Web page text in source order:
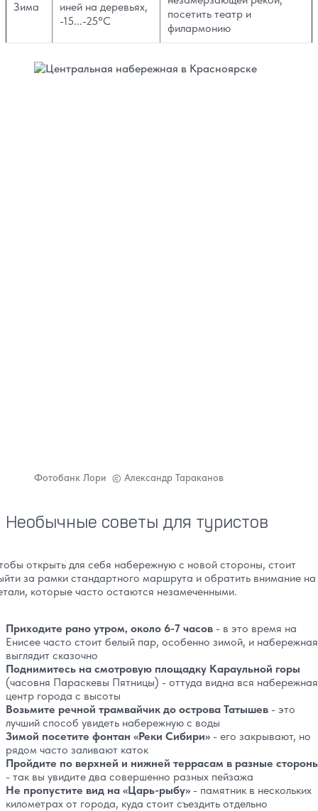
Зима
иней на деревьях,
-15...-25°C
посетить театр и
филармонию
Фотобанк Лори © Александр Тараканов
Необычные советы для туристов
открыть для себя набережную с новой стороны, стоит
за рамки стандартного маршрута и обратить внимание на
которые часто остаются незамеченными.
Приходите рано утром, около 6-7 часов - в это время на
Енисее часто стоит белый пар, особенно зимой, и набережная
выглядит сказочно
Поднимитесь на смотровую площадку Караульной горы
(часовня Параскевы Пятницы) - оттуда видна вся
центр города с высоты
Возьмите речной трамвайчик до острова Татышев - это
лучший способ увидеть набережную с воды
Зимой посетите фонтан «Реки Сибири» - его закрывают, но
рядом часто заливают каток
Пройдите по верхней и нижней террасам в разные
- так вы увидите два совершенно разных пейзажа
Не пропустите вид на «Царь-рыбу» - памятник в нескольких
километрах от города, куда стоит съездить отдельно